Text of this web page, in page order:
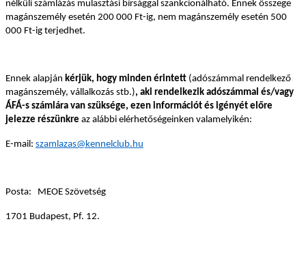
nélküli számlázás mulasztási bírsággal szankcionálható. Ennek összege
magánszemély esetén 200 000 Ft-ig, nem magánszemély esetén 500
000 Ft-ig terjedhet.
Ennek alapján kérjük, hogy minden érintett (adószámmal rendelkező
magánszemély, vállalkozás stb.), aki rendelkezik adószámmal és/vagy
ÁFÁ-s számlára van szüksége, ezen információt és igényét előre
jelezze részünkre az alábbi elérhetőségeinken valamelyikén:
E-mail: szamlazas@kennelclub.hu
Posta: MEOE Szövetség
1701 Budapest, Pf. 12.